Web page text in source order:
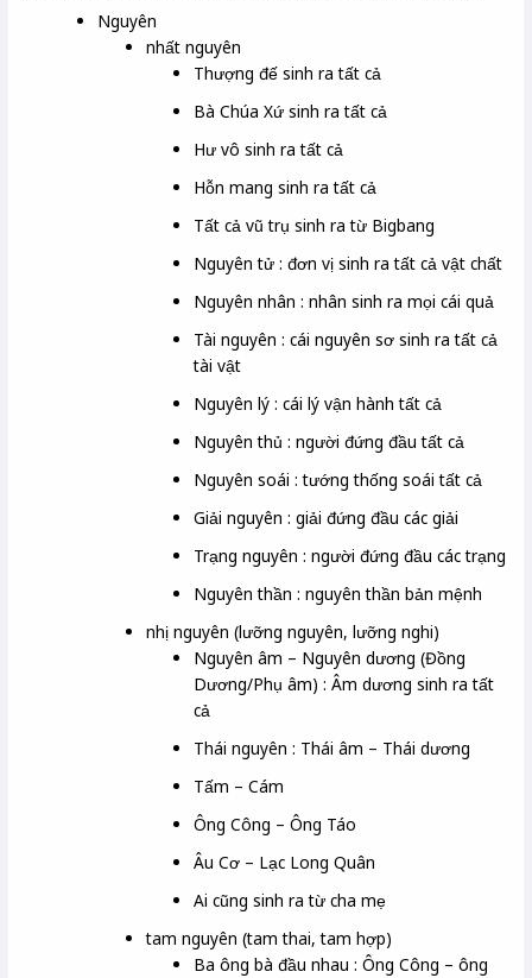
Nguyên
nhất nguyên
Thượng đế sinh ra tất cả
Bà Chúa Xứ sinh ra tất cả
Hư vô sinh ra tất cả
Hỗn mang sinh ra tất cả
Tất cả vũ trụ sinh ra từ Bigbang
Nguyên tử : đơn vị sinh ra tất cả vật chất
Nguyên nhân : nhân sinh ra mọi cái quả
Tài nguyên : cái nguyên sơ sinh ra tất cả
tài vật
Nguyên lý : cái lý vận hành tất cả
Nguyên thủ : người đứng đầu tất cả
Nguyên soái : tướng thống soái tất cả
Giải nguyên : giải đứng đầu các giải
Trạng nguyên : người đứng đầu các trạng
Nguyên thần : nguyên thần bản mệnh
nhị nguyên (lưỡng nguyên, lưỡng nghi)
Nguyên âm – Nguyên dương (Đồng
Dương/Phụ âm) : Âm dương sinh ra tất
cả
Thái nguyên : Thái âm – Thái dương
Tấm – Cám
Ông Công – Ông Táo
Âu Cơ – Lạc Long Quân
Ai cũng sinh ra từ cha mẹ
tam nguyên (tam thai, tam hợp)
Ba ông bà đầu nhau : Ông Công – ông